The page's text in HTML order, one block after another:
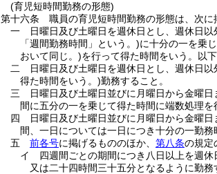
(育児短時間勤務の形態)
第十六条
職員の育児短時間勤務の形態は、次に
一
日曜日及び土曜日を週休日とし、週休日
「週間勤務時間」という。)に十分の一を乗
おいて同じ。)を行って得た時間をいう。以
二
日曜日及び土曜日を週休日とし、週休日
得た時間をいう。)勤務すること。
三
日曜日及び土曜日並びに月曜日から金曜
間に五分の一を乗じて得た時間に端数処理
四
日曜日及び土曜日並びに月曜日から金曜
間、一日については一日につき十分の一勤務
五
前各号に掲げるもののほか、 第八条の規定
イ
四週間ごとの期間につき八日以上を週
又は二十四時間三十五分となるように勤務